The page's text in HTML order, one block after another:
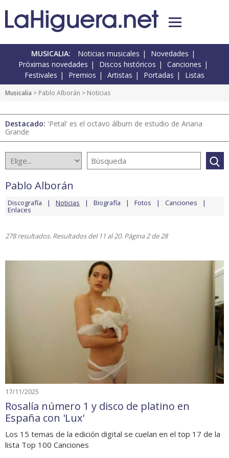
MUSICALIA: Noticias musicales
Novedades
Próximas novedades
Discos históricos
Canciones
Festivales
Premios Artistas Portadas Listas
Musicalia > Pablo Alborán > Noticias
Destacado: 'Petal' es el octavo álbum de estudio de Ariana
Grande
Pablo Alborán
Discografía Noticias Biografía Fotos Canciones
Enlaces
278 resultados. Resultados del 11 al 20. Página 2 de 28
17/11/2025
Rosalía número 1 y disco de platino en
España con 'Lux'
Los 15 temas de la edición digital se cuelan en el top 17 de la
lista Top 100 Canciones